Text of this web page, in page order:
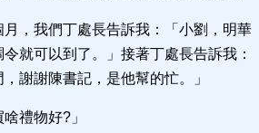
，我們丁處長告訴我：「小劉，明華
就可以到了。」接著丁處長告訴我：
，謝謝陳書記，是他幫的忙。」
禮物好?」